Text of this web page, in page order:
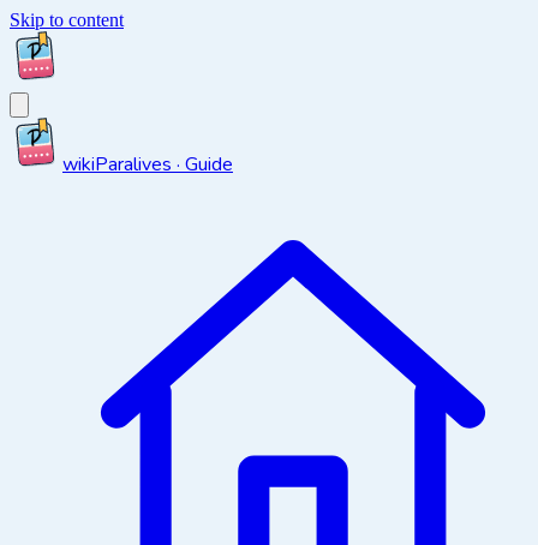
Skip to content
wikiParalives · Guide